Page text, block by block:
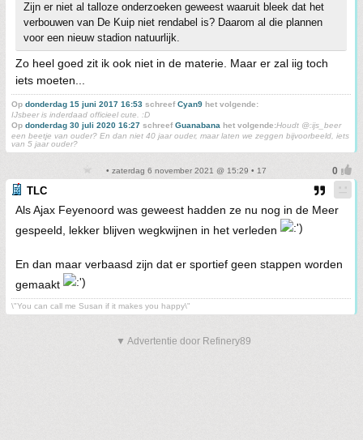
Zijn er niet al talloze onderzoeken geweest waaruit bleek dat het
verbouwen van De Kuip niet rendabel is? Daarom al die plannen
voor een nieuw stadion natuurlijk.
Zo heel goed zit ik ook niet in de materie. Maar er zal iig toch
iets moeten...
Op donderdag 15 juni 2017 16:53 schreefCyan9 het volgende:
IJsbeer is inderdaad officieel cute. :D
Op donderdag 30 juli 2020 16:27 schreefGuanabana het volgende:Houdt @:ijs_beer
een beetje van ouder? En dan niet 40 jaar ouder, maar laten we zeggen bijvoorbeeld, iets
van 5 jaar ouder?
• zaterdag 6 november 2021 @ 15:29 • 17
TLC
Als Ajax Feyenoord was geweest hadden ze nu nog in de Meer
gespeeld, lekker blijven wegkwijnen in het verleden
En dan maar verbaasd zijn dat er sportief geen stappen worden
gemaakt
\"You can call me Susan if it makes you happy\"
▼ Advertentie door Refinery89